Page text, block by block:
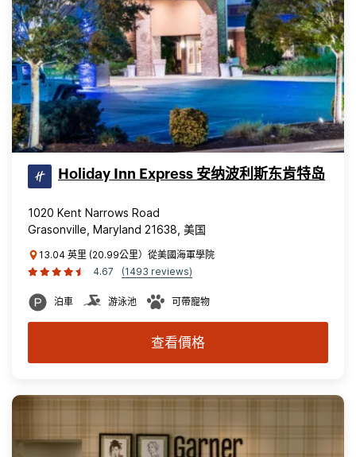
Holiday Inn Express 安纳波利斯东肯特岛
1020 Kent Narrows Road
Grasonville, Maryland 21638, 美国
13.04 英里 (20.99公里）從美國海軍學院
4.67
(1493 reviews)
泊車 游泳池 可帶寵物
查看價格